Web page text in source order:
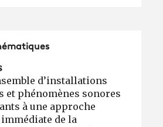
d’installations
et phénomènes sonores
à une approche
de la